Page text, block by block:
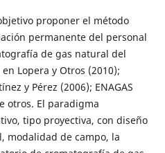
proponer el método
permanente del personal
de gas natural del
Lopera y Otros (2010);
y Pérez (2006); ENAGAS
otros. El paradigma
tipo proyectiva, con diseño
modalidad de campo, la